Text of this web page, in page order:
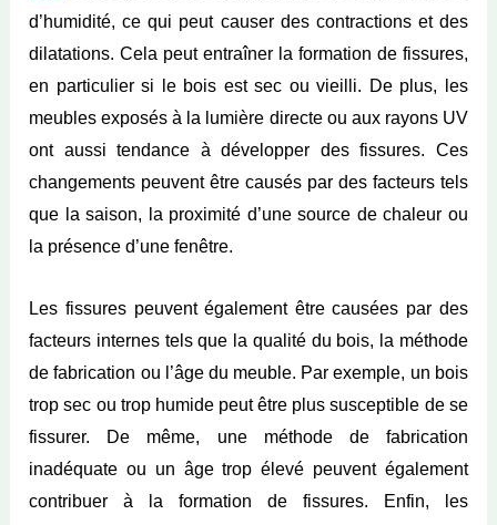
d’humidité, ce qui peut causer des contractions et des
dilatations. Cela peut entraîner la formation de fissures,
en particulier si le bois est sec ou vieilli. De plus, les
meubles exposés à la lumière directe ou aux rayons UV
ont aussi tendance à développer des fissures. Ces
changements peuvent être causés par des facteurs tels
que la saison, la proximité d’une source de chaleur ou
la présence d’une fenêtre.
Les fissures peuvent également être causées par des
facteurs internes tels que la qualité du bois, la méthode
de fabrication ou l’âge du meuble. Par exemple, un bois
trop sec ou trop humide peut être plus susceptible de se
fissurer. De même, une méthode de fabrication
inadéquate ou un âge trop élevé peuvent également
contribuer à la formation de fissures. Enfin, les